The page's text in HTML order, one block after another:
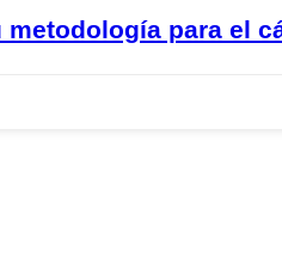
metodología para el